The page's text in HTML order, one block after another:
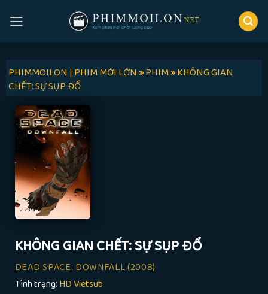
PHIMMOILON | PHIM MỚI LỚN»PHIM»KHÔNG GIAN
CHẾT: SỰ SỤP ĐỔ
KHÔNG GIAN CHẾT: SỰ SỤP ĐỔ
DEAD SPACE: DOWNFALL(2008)
Tình trạng: HD Vietsub